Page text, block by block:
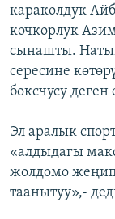
караколдук
кочкорлук
сынашты.
сересине
боксчусу
Эл аралык
«алдыдагы
жолдомо
таанытуу»,-